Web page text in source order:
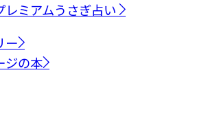
レミアムうさぎ占い
ー
ジの本